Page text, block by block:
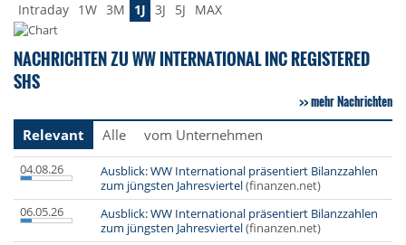
Intraday 1W 3M 1J 3J 5J MAX
NACHRICHTEN ZU WW INTERNATIONAL INC REGISTERED
SHS
mehr Nachrichten
Relevant
Alle vom Unternehmen
04.08.26
Ausblick: WW International präsentiert Bilanzzahlen
zum jüngsten Jahresviertel(finanzen.net)
06.05.26
Ausblick: WW International präsentiert Bilanzzahlen
zum jüngsten Jahresviertel(finanzen.net)